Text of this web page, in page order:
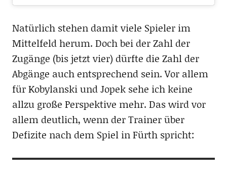
Natürlich stehen damit viele Spieler im
Mittelfeld herum. Doch bei der Zahl der
Zugänge (bis jetzt vier) dürfte die Zahl der
Abgänge auch entsprechend sein. Vor allem
für Kobylanski und Jopek sehe ich keine
allzu große Perspektive mehr. Das wird vor
allem deutlich, wenn der Trainer über
Defizite nach dem Spiel in Fürth spricht: